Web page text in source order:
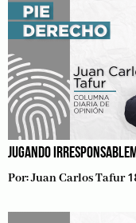
JUGANDO
Por:Juan Carlos Tafur